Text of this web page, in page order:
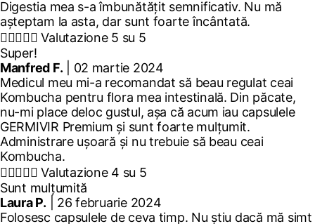
Digestia mea s-a îmbunătățit semnificativ. Nu mă
așteptam la asta, dar sunt foarte încântată.
 Valutazione 5 su 5
Super!
Manfred F. | 02 martie 2024
Medicul meu mi-a recomandat să beau regulat ceai
Kombucha pentru flora mea intestinală. Din păcate,
nu-mi place deloc gustul, așa că acum iau capsulele
GERMIVIR Premium și sunt foarte mulțumit.
Administrare ușoară și nu trebuie să beau ceai
Kombucha.
 Valutazione 4 su 5
Sunt mulțumită
Laura P. | 26 februarie 2024
Folosesc capsulele de ceva timp. Nu știu dacă mă simt